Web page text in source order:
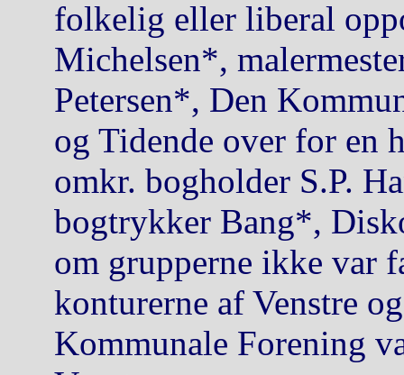
folkelig eller liberal
Michelsen*,
Petersen*, Den
og Tidende over for en
omkr. bogholder S.P.
bogtrykker Bang*,
om grupperne ikke var
konturerne af Venstre
Kommunale Forening